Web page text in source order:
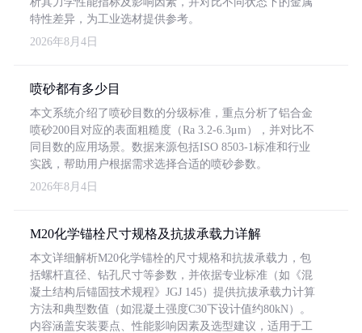
特性差异，为工业选材提供参考。
2026年8月4日
喷砂都有多少目
本文系统介绍了喷砂目数的分级标准，重点分析了铝合金
喷砂200目对应的表面粗糙度（Ra 3.2-6.3μm），并对比不
同目数的应用场景。数据来源包括ISO 8503-1标准和行业
实践，帮助用户根据需求选择合适的喷砂参数。
2026年8月4日
M20化学锚栓尺寸规格及抗拔承载力详解
本文详细解析M20化学锚栓的尺寸规格和抗拔承载力，包
括螺杆直径、钻孔尺寸等参数，并依据专业标准（如《混
凝土结构后锚固技术规程》JGJ 145）提供抗拔承载力计算
方法和典型数值（如混凝土强度C30下设计值约80kN）。
内容涵盖安装要点、性能影响因素及选型建议，适用于工